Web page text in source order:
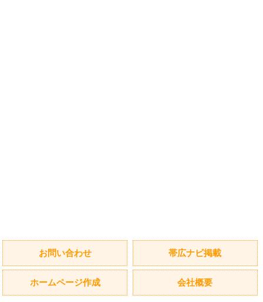
お問い合わせ 帯広ナビ掲載
ホームページ作成 会社概要